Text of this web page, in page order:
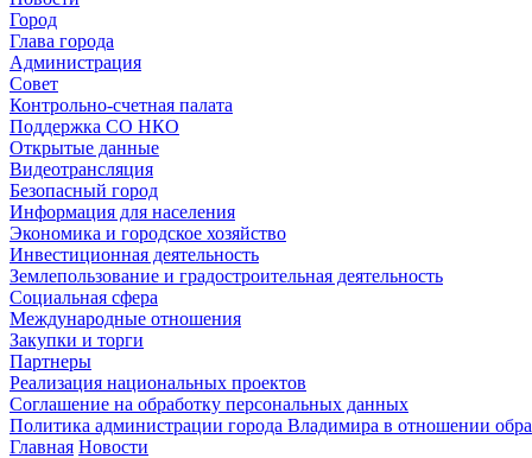
Город
Глава города
Администрация
Совет
Контрольно-счетная палата
Поддержка СО НКО
Открытые данные
Видеотрансляция
Безопасный город
Информация для населения
Экономика и городское хозяйство
Инвестиционная деятельность
Землепользование и градостроительная деятельность
Социальная сфера
Международные отношения
Закупки и торги
Партнеры
Реализация национальных проектов
Соглашение на обработку персональных данных
Политика администрации города Владимира в отношении
Главная Новости